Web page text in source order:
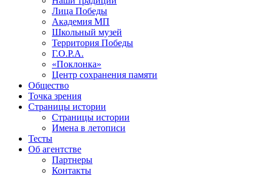
Лица Победы
Академия МП
Школьный музей
Территория Победы
Г.О.Р.А.
«Поклонка»
Центр сохранения памяти
Общество
Точка зрения
Страницы истории
Страницы истории
Имена в летописи
Тесты
Об агентстве
Партнеры
Контакты